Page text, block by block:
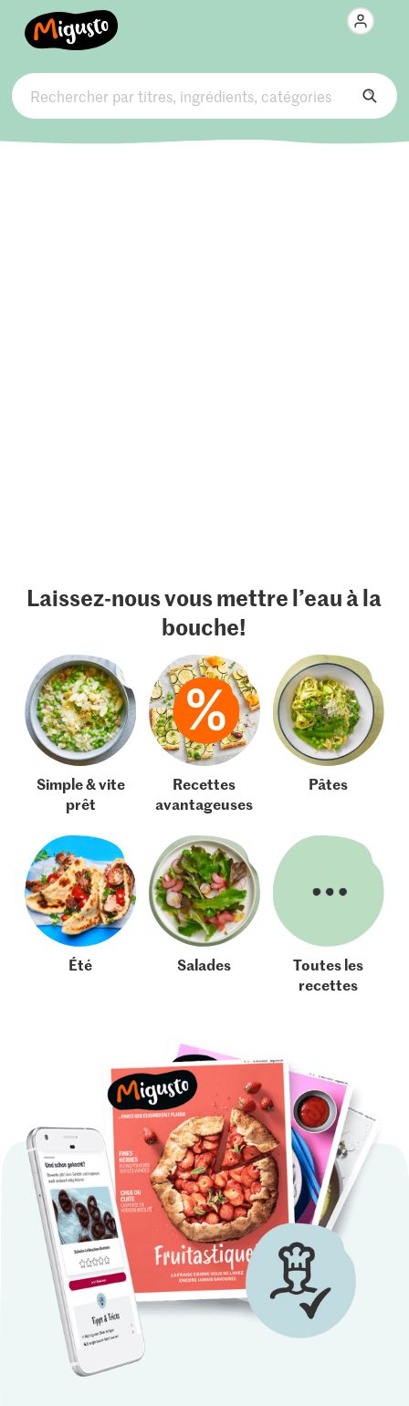
Laissez-nous vous mettre l’eau à la
bouche!
Simple & vite
prêt
Recettes
avantageuses
Pâtes
Été Salades
Toutes les
recettes